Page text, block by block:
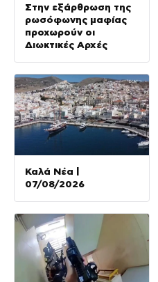
Στην εξάρθρωση της
ρωσόφωνης μαφίας
προχωρούν οι
Διωκτικές Αρχές
Καλά Νέα |
07/08/2026